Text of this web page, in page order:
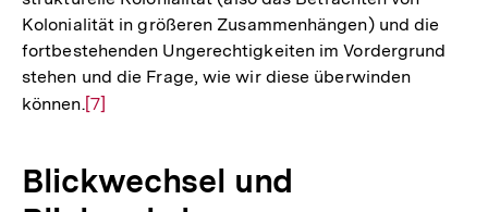
Kolonialität in größeren Zusammenhängen) und die
fortbestehenden Ungerechtigkeiten im Vordergrund
stehen und die Frage, wie wir diese überwinden
können.Zur
Fußnote
[7]
Blickwechsel und